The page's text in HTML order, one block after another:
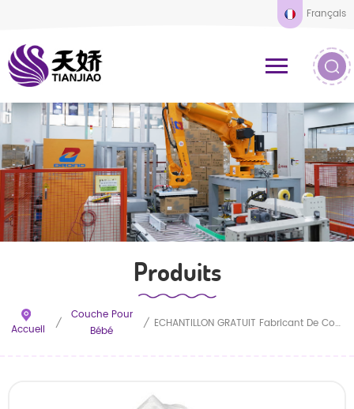
Français
Produits
Accueil /
Couche Pour
Bébé
/ ÉCHANTILLON GRATUIT Fabricant De Couches Jetables Personnalisées Pour Bébé Couches Jetables Personnalisées Pour Bébé De Qualité A